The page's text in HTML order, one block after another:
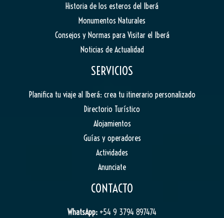
Historia de los esteros del Iberá
Monumentos Naturales
Consejos y Normas para Visitar el Iberá
Noticias de Actualidad
SERVICIOS
Planifica tu viaje al Iberá: crea tu itinerario personalizado
Directorio Turístico
Alojamientos
Guías y operadores
Actividades
Anunciate
CONTACTO
WhatsApp: +54 9 3794 897474